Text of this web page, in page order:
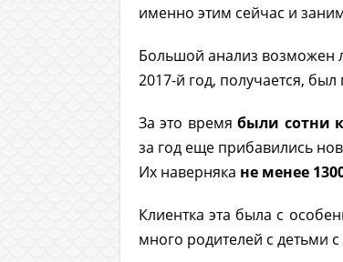
именно этим сейчас и
Большой анализ возможен
2017-й год, получается,
За это времябыли сотни
за год еще прибавились
Их наверняка не менее
Клиентка эта была с
много родителей с детьми